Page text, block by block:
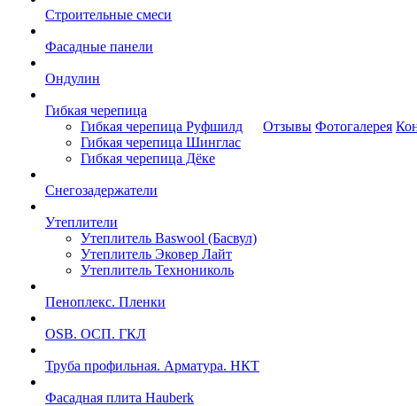
Строительные смеси
Фасадные панели
Ондулин
Гибкая черепица
Гибкая черепица Руфшилд
Гибкая черепица Шинглас
Гибкая черепица Дёке
Снегозадержатели
Утеплители
Утеплитель Baswool (Басвул)
Утеплитель Эковер Лайт
Утеплитель Технониколь
Пеноплекс. Пленки
OSB. ОСП. ГКЛ
Труба профильная. Арматура. НКТ
Фасадная плита Hauberk
Отзывы Фотогалерея